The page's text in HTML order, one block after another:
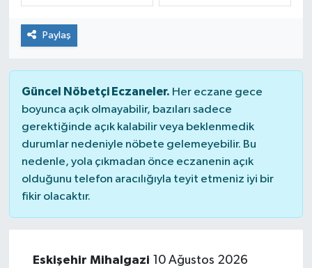
Paylaş
Güncel Nöbetçi Eczaneler. Her eczane gece
boyunca açık olmayabilir, bazıları sadece
gerektiğinde açık kalabilir veya beklenmedik
durumlar nedeniyle nöbete gelemeyebilir. Bu
nedenle, yola çıkmadan önce eczanenin açık
olduğunu telefon aracılığıyla teyit etmeniz iyi bir
fikir olacaktır.
Eskişehir Mihalgazi 10 Ağustos 2026